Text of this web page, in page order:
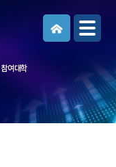
참여대학